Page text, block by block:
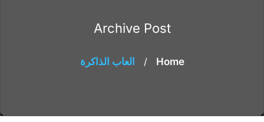
Archive Post
Home
/ العاب الذاكرة